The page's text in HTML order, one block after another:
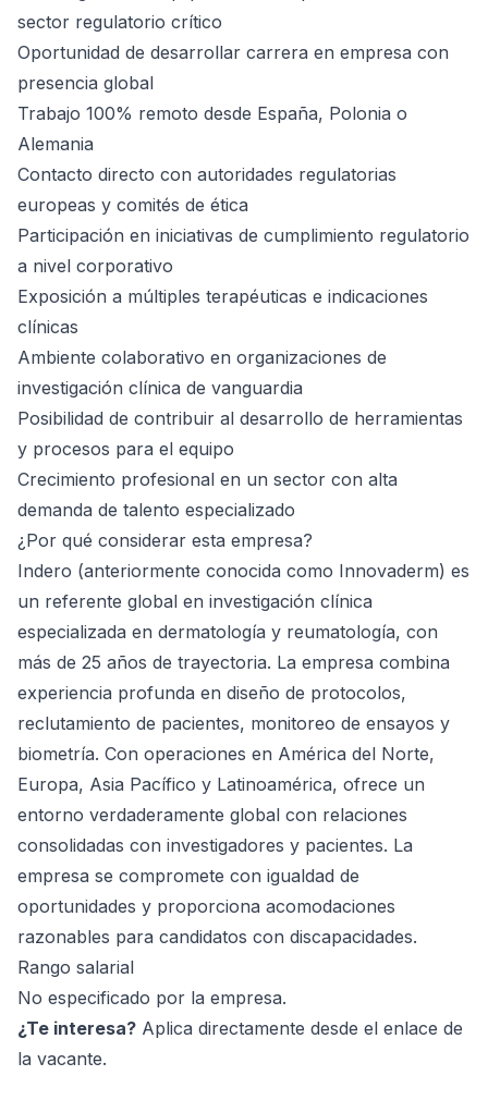
sector regulatorio crítico
Oportunidad de desarrollar carrera en empresa con
presencia global
Trabajo 100% remoto desde España, Polonia o
Alemania
Contacto directo con autoridades regulatorias
europeas y comités de ética
Participación en iniciativas de cumplimiento regulatorio
a nivel corporativo
Exposición a múltiples terapéuticas e indicaciones
clínicas
Ambiente colaborativo en organizaciones de
investigación clínica de vanguardia
Posibilidad de contribuir al desarrollo de herramientas
y procesos para el equipo
Crecimiento profesional en un sector con alta
demanda de talento especializado
¿Por qué considerar esta empresa?
Indero (anteriormente conocida como Innovaderm) es
un referente global en investigación clínica
especializada en dermatología y reumatología, con
más de 25 años de trayectoria. La empresa combina
experiencia profunda en diseño de protocolos,
reclutamiento de pacientes, monitoreo de ensayos y
biometría. Con operaciones en América del Norte,
Europa, Asia Pacífico y Latinoamérica, ofrece un
entorno verdaderamente global con relaciones
consolidadas con investigadores y pacientes. La
empresa se compromete con igualdad de
oportunidades y proporciona acomodaciones
razonables para candidatos con discapacidades.
Rango salarial
No especificado por la empresa.
¿Te interesa? Aplica directamente desde el enlace de
la vacante.